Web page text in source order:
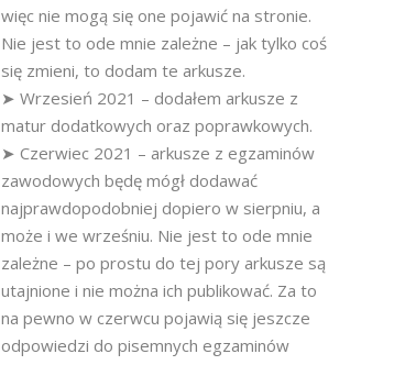
więc nie mogą się one pojawić na stronie.
Nie jest to ode mnie zależne – jak tylko coś
się zmieni, to dodam te arkusze.
➤ Wrzesień 2021 – dodałem arkusze z
matur dodatkowych oraz poprawkowych.
➤ Czerwiec 2021 – arkusze z egzaminów
zawodowych będę mógł dodawać
najprawdopodobniej dopiero w sierpniu, a
może i we wrześniu. Nie jest to ode mnie
zależne – po prostu do tej pory arkusze są
utajnione i nie można ich publikować. Za to
na pewno w czerwcu pojawią się jeszcze
odpowiedzi do pisemnych egzaminów